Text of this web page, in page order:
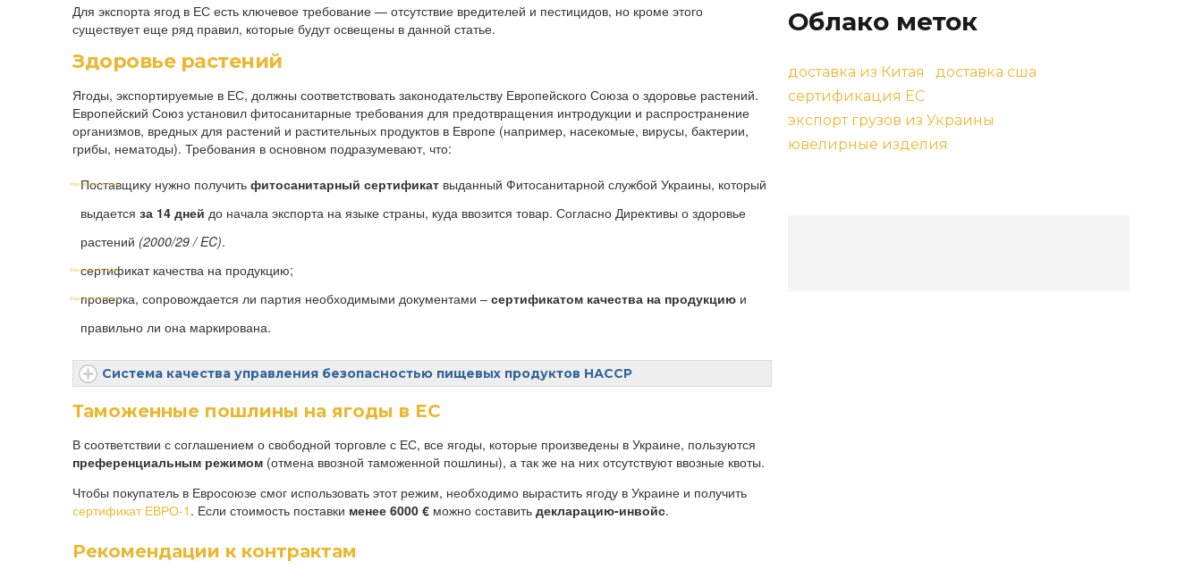
Для экспорта ягод в ЕС есть ключевое требование — отсутствие вредителей и пестицидов, но кроме этого
существует еще ряд правил, которые будут освещены в данной статье.
Здоровье растений
Ягоды, экспортируемые в ЕС, должны соответствовать законодательству Европейского Союза о здоровье растений.
Европейский Союз установил фитосанитарные требования для предотвращения интродукции и распространение
организмов, вредных для растений и растительных продуктов в Европе (например, насекомые, вирусы, бактерии,
грибы, нематоды). Требования в основном подразумевают, что:
Поставщику нужно получить фитосанитарный сертификатвыданный Фитосанитарной службой Украины, который
выдается за 14 дней до начала экспорта на языке страны, куда ввозится товар. Согласно Директивы о здоровье
растений (2000/29 / EC).
сертификат качества на продукцию;
проверка, сопровождается ли партия необходимыми документами – сертификатом качества на продукциюи
правильно ли она маркирована.
Система качества управления безопасностью пищевых продуктов НАССР
Таможенные пошлины на ягоды в ЕС
В соответствии с соглашением о свободной торговле с ЕС, все ягоды, которые произведены в Украине, пользуются
преференциальным режимом (отмена ввозной таможенной пошлины), а так же на них отсутствуют ввозные квоты.
Чтобы покупатель в Евросоюзе смог использовать этот режим, необходимо вырастить ягоду в Украине и получить
сертификат ЕВРО-1 . Если стоимость поставки менее 6000 € можно составитьдекларацию-инвойс.
Рекомендации к контрактам
Облако меток
доставка из Китая
доставка сша
сертификация ЕС
экспорт грузов из Украины
ювелирные изделия